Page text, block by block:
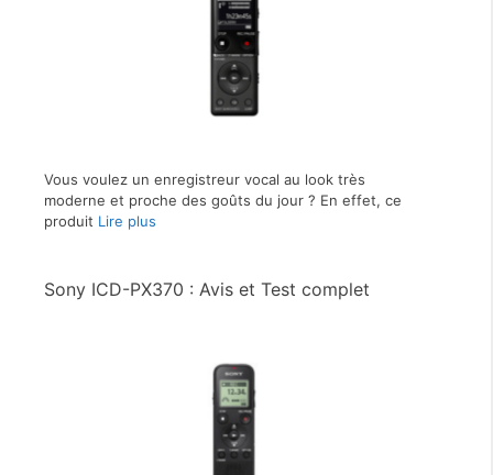
Vous voulez un enregistreur vocal au look très
moderne et proche des goûts du jour ? En effet, ce
produit Lire plus
Sony ICD-PX370 : Avis et Test complet